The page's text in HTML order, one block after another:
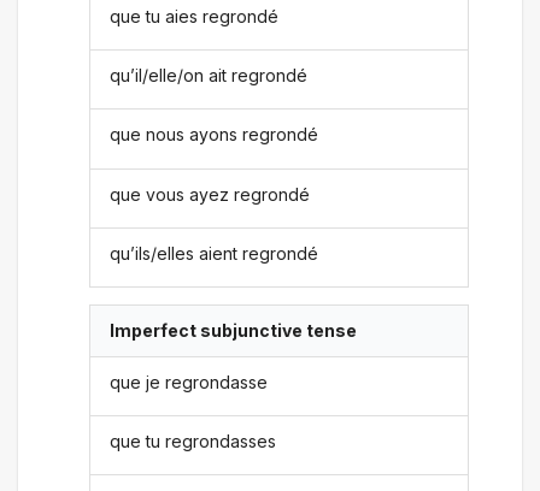
que tu aies regrondé
qu’il/elle/on ait regrondé
que nous ayons regrondé
que vous ayez regrondé
qu’ils/elles aient regrondé
Imperfect subjunctive tense
que je regrondasse
que tu regrondasses